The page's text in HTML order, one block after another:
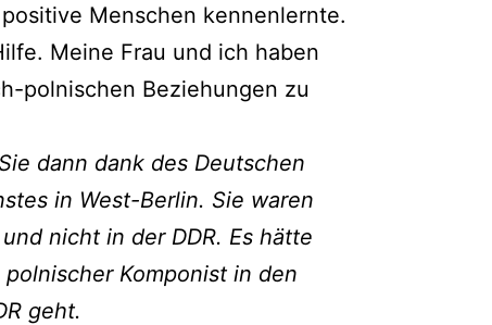
Menschen kennenlernte.
Meine Frau und ich haben
polnischen Beziehungen zu
dann dank des Deutschen
in West-Berlin. Sie waren
nicht in der DDR. Es hätte
Komponist in den
geht.